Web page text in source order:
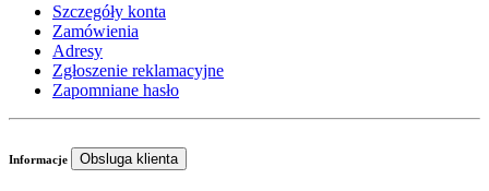
Szczegóły konta
Zamówienia
Adresy
Zgłoszenie reklamacyjne
Zapomniane hasło
Informacje Obsluga klienta